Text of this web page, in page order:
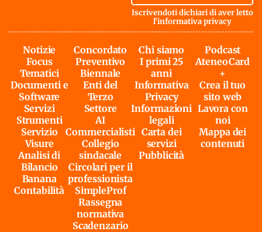
Iscrivendoti dichiari di aver letto
l'informativa privacy
Notizie
Focus
Tematici
Documenti e
Software
Servizi
Strumenti
Servizio
Visure
Analisi di
Bilancio
Banana
Contabilità
Concordato
Preventivo
Biennale
Enti del
Terzo
Settore
AI
Commercialisti
Collegio
sindacale
Circolari per il
professionista
SimpleProf
Rassegna
normativa
Scadenzario
Chi siamo
I primi 25
anni
Informativa
Privacy
Informazioni
legali
Carta dei
servizi
Pubblicità
Podcast
AteneoCard
+
Crea il tuo
sito web
Lavora con
noi
Mappa dei
contenuti